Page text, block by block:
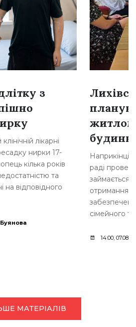
з
лікарні
нирки 17-
кілька років
та
на відповідного
Наприкінці
раді
займається
отримання
сімейного
14:00,
МАТЕРІАЛІВ